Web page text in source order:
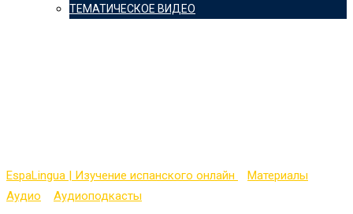
ТЕМАТИЧЕСКОЕ ВИДЕО
EspaLingua | Изучение испанского онлайн Материалы
Аудио
Аудиоподкасты